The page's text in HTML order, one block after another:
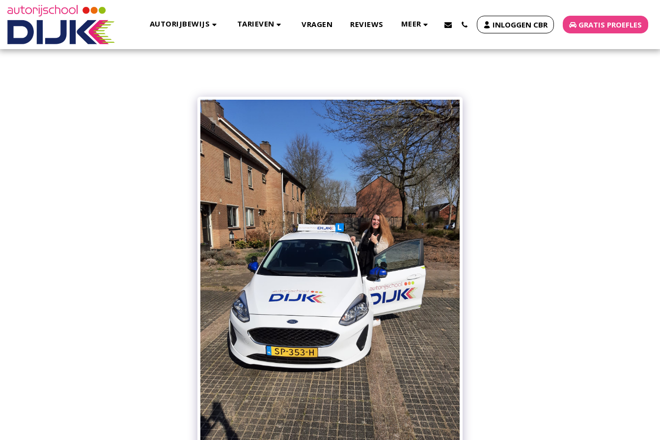
AUTORIJBEWIJS TARIEVEN VRAGEN REVIEWS MEER INLOGGEN CBR GRATIS PROEFLES